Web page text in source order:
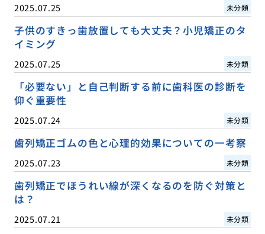
2025.07.25 未分類
子供のすきっ歯放置しても大丈夫？小児矯正のタ
イミング
2025.07.25 未分類
「必要ない」と自己判断する前に歯科医の診断を
仰ぐ重要性
2025.07.24 未分類
歯列矯正ゴムの色と心理的効果についての一考察
2025.07.23 未分類
歯列矯正でほうれい線が深くなるのを防ぐ対策と
は？
2025.07.21 未分類